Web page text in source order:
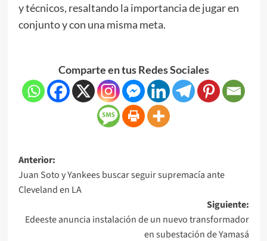
y técnicos, resaltando la importancia de jugar en
conjunto y con una misma meta.
Comparte en tus Redes Sociales
Anterior:
Juan Soto y Yankees buscar seguir supremacía ante
Cleveland en LA
Siguiente:
Edeeste anuncia instalación de un nuevo transformador
en subestación de Yamasá